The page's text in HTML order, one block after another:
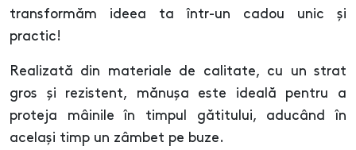
transformăm ideea ta într-un cadou unic și
practic!
Realizată din materiale de calitate, cu un strat
gros și rezistent, mănușa este ideală pentru a
proteja mâinile în timpul gătitului, aducând în
același timp un zâmbet pe buze.